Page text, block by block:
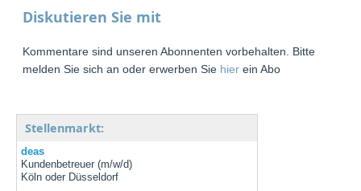
Diskutieren Sie mit
Kommentare sind unseren Abonnenten vorbehalten. Bitte
melden Sie sich an oder erwerben Sie hier ein Abo
Stellenmarkt:
deas
Kundenbetreuer (m/w/d)
Köln oder Düsseldorf